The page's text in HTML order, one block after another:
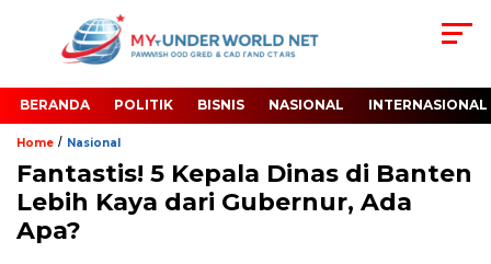
BERANDA POLITIK BISNIS NASIONAL INTERNASIONAL
Home / Nasional
Fantastis! 5 Kepala Dinas di Banten
Lebih Kaya dari Gubernur, Ada
Apa?